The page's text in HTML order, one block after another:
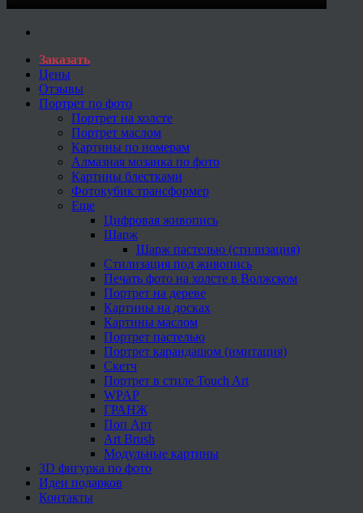
Заказать
Цены
Отзывы
Портрет по фото
Портрет на холсте
Портрет маслом
Картины по номерам
Алмазная мозаика по фото
Картины блестками
Фотокубик трансформер
Еще
Цифровая живопись
Шарж
Шарж пастелью (стилизация)
Стилизация под живопись
Печать фото на холсте в Волжском
Портрет на дереве
Картины на досках
Картины маслом
Портрет пастелью
Портрет карандашом (имитация)
Скетч
Портрет в стиле Touch Art
WPAP
ГРАНЖ
Поп Арт
Art Brush
Модульные картины
3D фигурка по фото
Идеи подарков
Контакты